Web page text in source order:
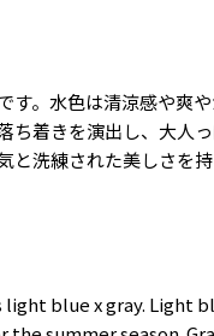
す。水色は清涼感や爽
ち着きを演出し、大人
と洗練された美しさを
blue x gray. Light